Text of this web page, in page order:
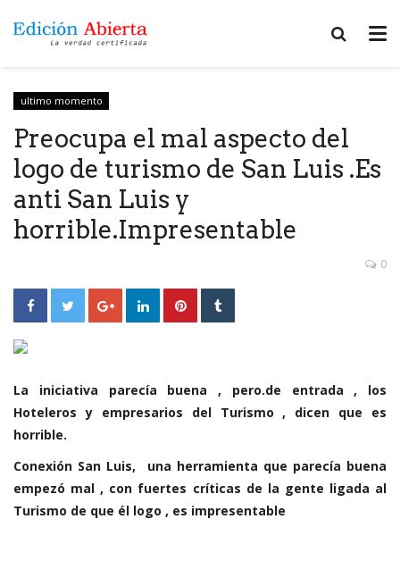
ultimo momento
Preocupa el mal aspecto del
logo de turismo de San Luis .Es
anti San Luis y
horrible.Impresentable
0
La iniciativa parecía buena , pero.de entrada , los
Hoteleros y empresarios del Turismo , dicen que es
horrible.
Conexión San Luis, una herramienta que parecía buena
empezó mal , con fuertes críticas de la gente ligada al
Turismo de que él logo , es impresentable